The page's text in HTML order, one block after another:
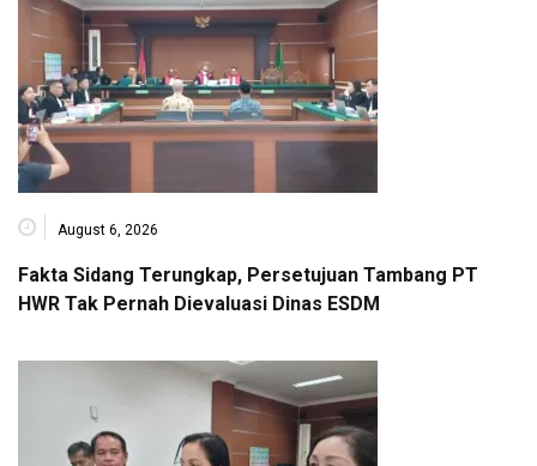
August 6, 2026
Fakta Sidang Terungkap, Persetujuan Tambang PT
HWR Tak Pernah Dievaluasi Dinas ESDM